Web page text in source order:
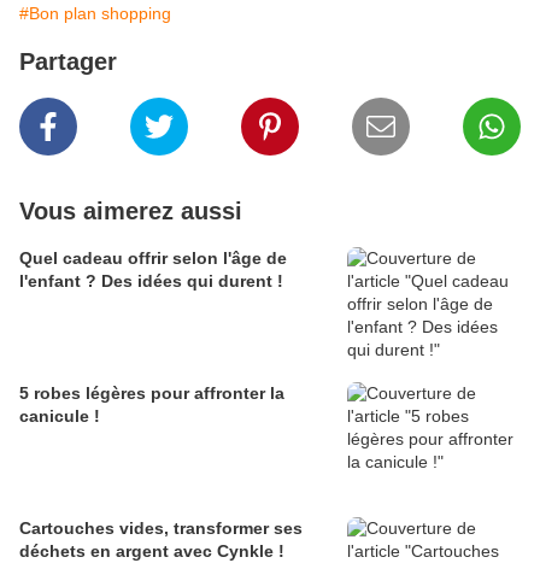
#Bon plan shopping
Partager
Vous aimerez aussi
Quel cadeau offrir selon l'âge de
l'enfant ? Des idées qui durent !
5 robes légères pour affronter la
canicule !
Cartouches vides, transformer ses
déchets en argent avec Cynkle !